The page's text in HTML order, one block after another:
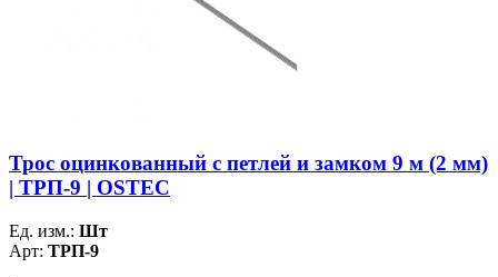
Трос оцинкованный с петлей и замком 9 м (2 мм)
| ТРП-9 | OSTEC
Ед. изм.: Шт
Арт: ТРП-9